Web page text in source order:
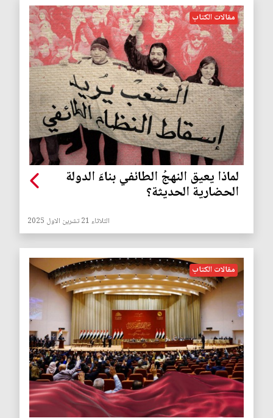
مقالات الكتاب
لماذا يعيق النهجُ الطائفي بناءَ الدولة
الحضارية الحديثة؟
الثلاثاء 21 تشرين الاول 2025
مقالات الكتاب